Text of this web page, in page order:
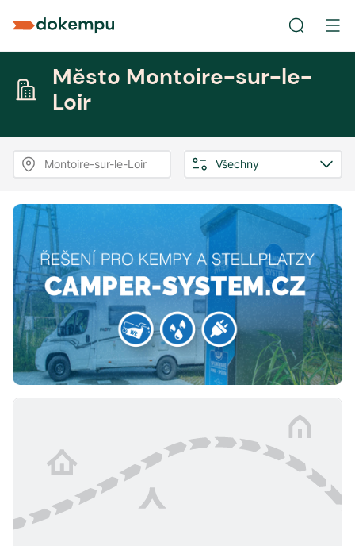
Město Montoire-sur-le-
Loir
Montoire-sur-le-Loir Všechny